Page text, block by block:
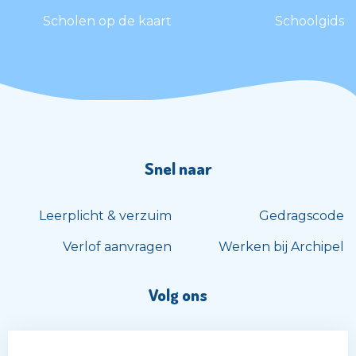
Scholen op de kaart Schoolgids
Snel naar
Leerplicht & verzuim
Verlof aanvragen
Gedragscode
Werken bij Archipel
Volg ons